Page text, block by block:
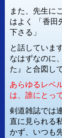
また、先生に
はよく
「香田
下さる」
と話していま
なはずなのに、
た』と合図し
あらゆるレベ
は、誰にとっ
剣道雑誌では
直に見られる
かず、いつも